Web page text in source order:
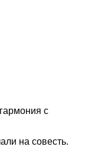
с
на совесть.